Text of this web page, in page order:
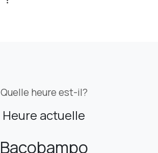
Quelle heure est-il?
Heure actuelle
Bacobampo